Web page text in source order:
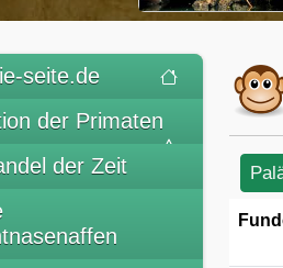
seite.de
der Primaten
der Zeit